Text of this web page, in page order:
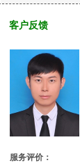
客户反馈
服务评价：